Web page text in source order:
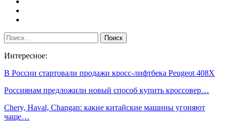
Интересное:
В России стартовали продажи кросс-лифтбека Peugeot 408X
Россиянам предложили новый способ купить кроссовер…
Chery, Haval, Changan: какие китайские машины угоняют
чаще…